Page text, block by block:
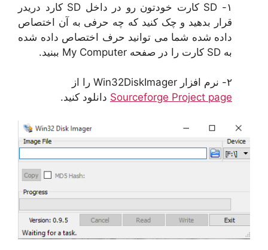
۱- SD کارت خودتون رو در داخل SD کارد دریدر
قرار بدهید و چک کنید که چه حرفی به آن اختصاص
داده شده شما می توانید حرف اختصاص داده شده
به SD کارت را در صفحه My Computer ببنید.
۲- نرم افزار Win32DiskImager را از
Sourceforge Project page دانلود کنید.